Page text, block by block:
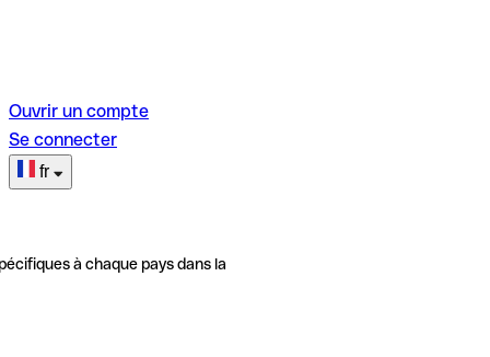
Ouvrir un compte
Se connecter
fr
à chaque pays dans la